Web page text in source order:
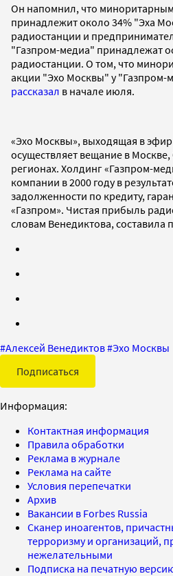
Он напомнил, что
принадлежит около 34% "Эха
радиостанции и
"Газпром-медиа" принадлежат
радиостанции. О том, что
акции "Эхо Москвы" у "Газпром-
рассказал в начале июля.
«Эхо Москвы», выходящая в эфир
осуществляет вещание в Москве,
регионах. Холдинг «Газпром-
компании в 2000 году в
задолженности по кредиту,
«Газпром». Чистая прибыль
словам Венедиктова, составила
#Алексей Венедиктов#Эхо Москвы
Подписаться
Информация:
Контактная информация
Правила обработки
Реклама в журнале
Реклама на сайте
Условия перепечатки
Архив
Вакансии в Forbes Russia
Сканер иноагентов,
терроризму и организаций,
нежелательными
Подписка на печатную